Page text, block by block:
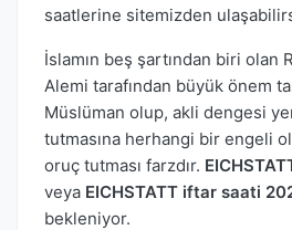
saatlerine sitemizden
İslamın beş şartından biri olan
Alemi tarafından büyük önem
Müslüman olup, akli dengesi
tutmasına herhangi bir engeli
oruç tutması farzdır.
veya EICHSTATT iftar saati
bekleniyor.